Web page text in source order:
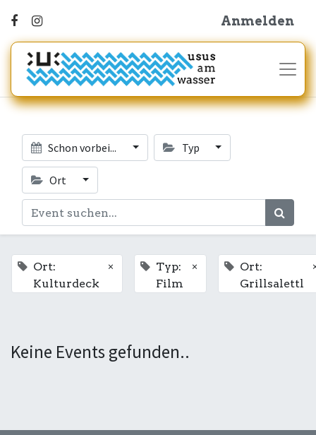
Anmelden
Schon vorbei... Typ
Ort
Ort:
Kulturdeck
×
Typ:
Film
×
Ort:
Grillsalettl
Keine Events gefunden..